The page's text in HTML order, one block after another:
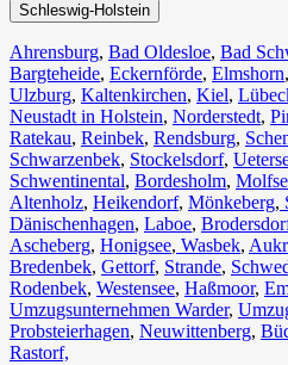
Schleswig-Holstein
Ahrensburg, Bad Oldesloe, Bad
Bargteheide, Eckernförde, Elmshorn,
Ulzburg, Kaltenkirchen, Kiel,
Neustadt in Holstein, Norderstedt,
Ratekau, Reinbek, Rendsburg,
Schwarzenbek, Stockelsdorf,
Schwentinental, Bordesholm,
Altenholz, Heikendorf, Mönkeberg,
Dänischenhagen, Laboe,
Ascheberg, Honigsee, Wasbek,
Bredenbek, Gettorf, Strande,
Rodenbek, Westensee, Haßmoor,
Umzugsunternehmen Warder,
Probsteierhagen, Neuwittenberg,
Rastorf,